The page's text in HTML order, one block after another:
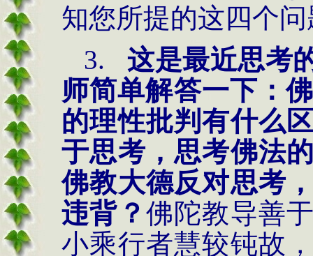
知您所提的这四个
3.
这是最近思考
师简单解答一下：
的理性批判有什么
于思考，思考佛法
佛教大德反对思考
违背？ 佛陀教导善
小乘行者慧较钝故